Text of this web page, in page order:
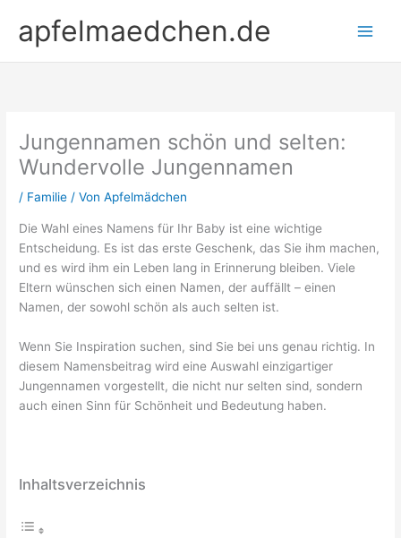
Inhalt
springen
apfelmaedchen.de
Jungennamen schön und selten:
Wundervolle Jungennamen
/ Familie / VonApfelmädchen
Die Wahl eines Namens für Ihr Baby ist eine wichtige
Entscheidung. Es ist das erste Geschenk, das Sie ihm machen,
und es wird ihm ein Leben lang in Erinnerung bleiben. Viele
Eltern wünschen sich einen Namen, der auffällt – einen
Namen, der sowohl schön als auch selten ist.
Wenn Sie Inspiration suchen, sind Sie bei uns genau richtig. In
diesem Namensbeitrag wird eine Auswahl einzigartiger
Jungennamen vorgestellt, die nicht nur selten sind, sondern
auch einen Sinn für Schönheit und Bedeutung haben.
Inhaltsverzeichnis